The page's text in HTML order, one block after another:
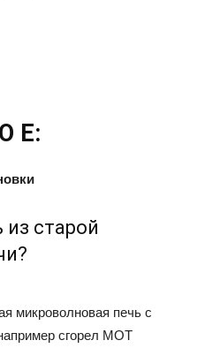
Е:
старой
микроволновая печь с
сгорел МОТ